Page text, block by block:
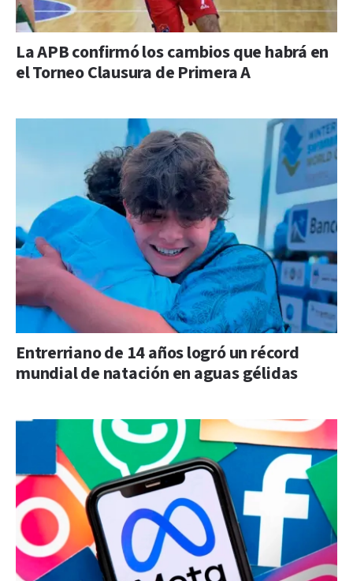
La APB confirmó los cambios que habrá en
el Torneo Clausura de Primera A
Entrerriano de 14 años logró un récord
mundial de natación en aguas gélidas